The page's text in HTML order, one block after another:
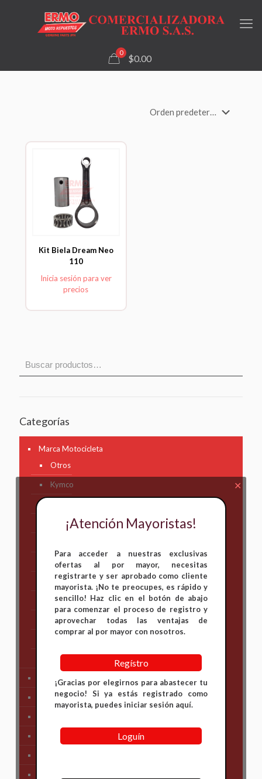
0
$0.00
Kit Biela Dream Neo
110
Inicia sesión para ver
precios
Categorías
Marca Motocicleta
Otros
Kymco
Honda
KAWASAKI
KTM
Suzuki
Yamaha
Tren Delantero
Partes de Motor
✕
¡Atención Mayoristas!
Para acceder a nuestras exclusivas
ofertas al por mayor, necesitas
registrarte y ser aprobado como cliente
mayorista. ¡No te preocupes, es rápido y
sencillo! Haz clic en el botón de abajo
para comenzar el proceso de registro y
aprovechar todas las ventajas de
comprar al por mayor con nosotros.
Regístro
¡Gracias por elegirnos para abastecer tu
negocio! Si ya estás registrado como
mayorista, puedes iniciar sesión aquí.
Loguín